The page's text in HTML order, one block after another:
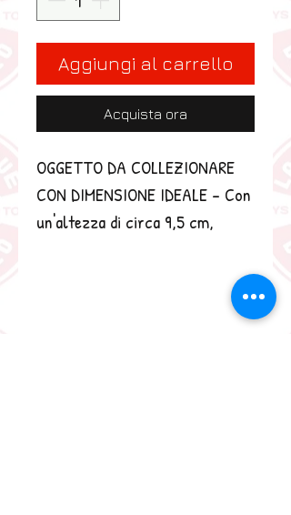
Aggiungi al carrello
Acquista ora
OGGETTO DA COLLEZIONARE
CON DIMENSIONE IDEALE - Con
un'altezza di circa 9,5 cm,
perfettamente alla vetrina o alla